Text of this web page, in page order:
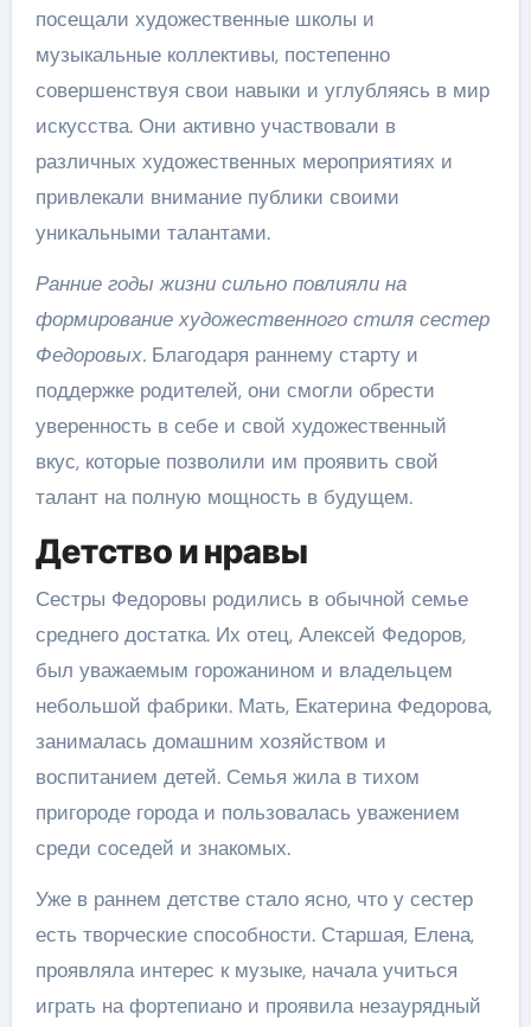
посещали художественные школы и
музыкальные коллективы, постепенно
совершенствуя свои навыки и углубляясь в мир
искусства. Они активно участвовали в
различных художественных мероприятиях и
привлекали внимание публики своими
уникальными талантами.
Ранние годы жизни сильно повлияли на
формирование художественного стиля сестер
Федоровых. Благодаря раннему старту и
поддержке родителей, они смогли обрести
уверенность в себе и свой художественный
вкус, которые позволили им проявить свой
талант на полную мощность в будущем.
Детство и нравы
Сестры Федоровы родились в обычной семье
среднего достатка. Их отец, Алексей Федоров,
был уважаемым горожанином и владельцем
небольшой фабрики. Мать, Екатерина Федорова,
занималась домашним хозяйством и
воспитанием детей. Семья жила в тихом
пригороде города и пользовалась уважением
среди соседей и знакомых.
Уже в раннем детстве стало ясно, что у сестер
есть творческие способности. Старшая, Елена,
проявляла интерес к музыке, начала учиться
играть на фортепиано и проявила незаурядный